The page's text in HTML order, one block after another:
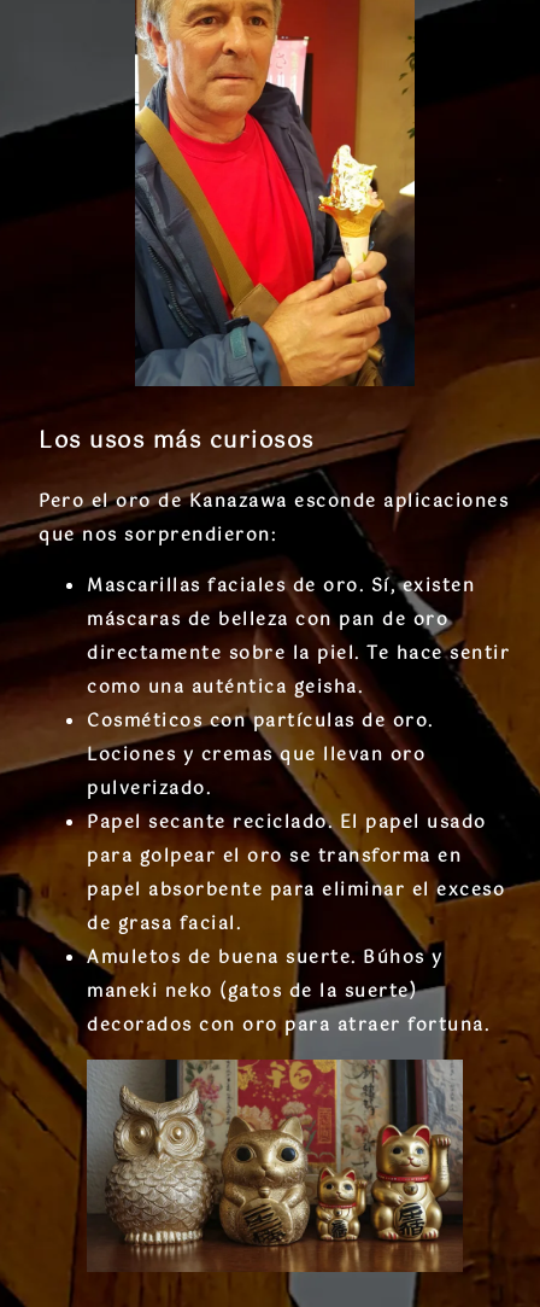
Los usos más curiosos
Pero el oro de Kanazawa esconde aplicaciones
que nos sorprendieron:
Mascarillas faciales de oro. Sí, existen
máscaras de belleza con pan de oro
directamente sobre la piel. Te hace sentir
como una auténtica geisha.
Cosméticos con partículas de oro.
Lociones y cremas que llevan oro
pulverizado.
Papel secante reciclado. El papel usado
para golpear el oro se transforma en
papel absorbente para eliminar el exceso
de grasa facial.
Amuletos de buena suerte. Búhos y
maneki neko (gatos de la suerte)
decorados con oro para atraer fortuna.